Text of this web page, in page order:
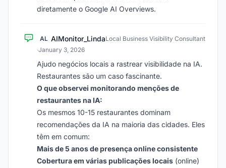
diretamente o Google AI Overviews.
AL AIMonitor_LindaLocal Business Visibility Consultant
·January 3, 2026
Ajudo negócios locais a rastrear visibilidade na IA.
Restaurantes são um caso fascinante.
O que observei monitorando menções de
restaurantes na IA:
Os mesmos 10-15 restaurantes dominam
recomendações da IA na maioria das cidades. Eles
têm em comum:
Mais de 5 anos de presença online consistente
Cobertura em várias publicações locais (online)